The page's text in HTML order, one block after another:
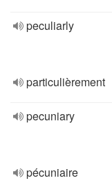
peculiarly
particulièrement
pecuniary
pécuniaire